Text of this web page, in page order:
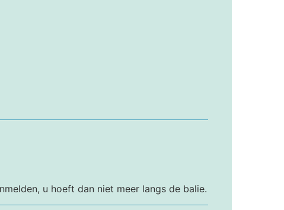
u hoeft dan niet meer langs de balie.